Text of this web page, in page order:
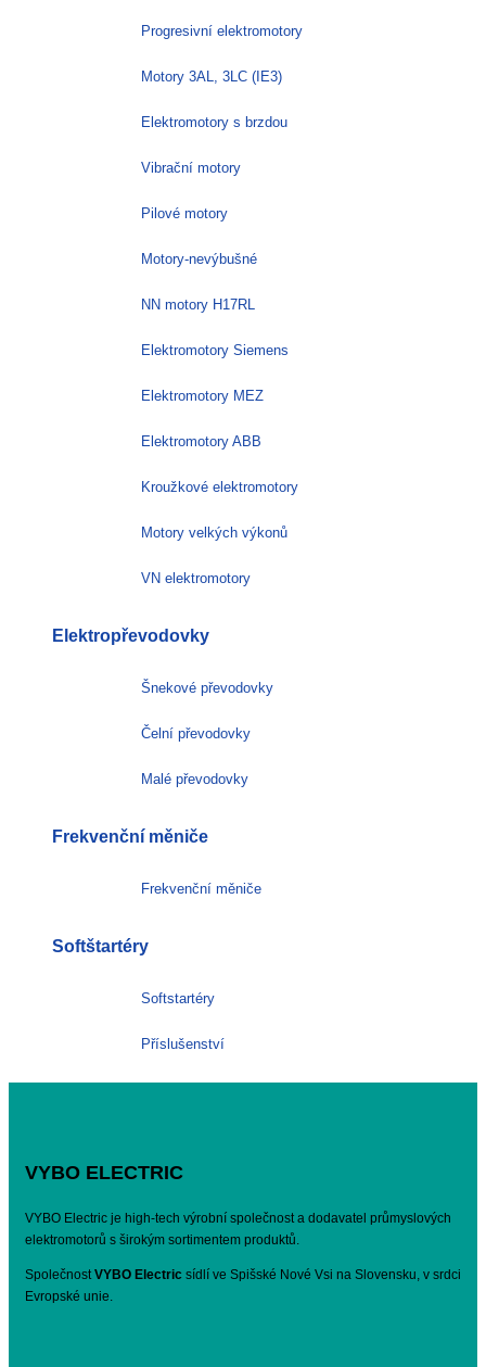
Progresivní elektromotory
Motory 3AL, 3LC (IE3)
Elektromotory s brzdou
Vibrační motory
Pilové motory
Motory-nevýbušné
NN motory H17RL
Elektromotory Siemens
Elektromotory MEZ
Elektromotory ABB
Kroužkové elektromotory
Motory velkých výkonů
VN elektromotory
Elektropřevodovky
Šnekové převodovky
Čelní převodovky
Malé převodovky
Frekvenční měniče
Frekvenční měniče
Softštartéry
Softstartéry
Příslušenství
VYBO ELECTRIC
VYBO Electric je high-tech výrobní společnost a dodavatel průmyslových
elektromotorů s širokým sortimentem produktů.
SpolečnostVYBO Electric sídlí ve Spišské Nové Vsi na Slovensku, v srdci
Evropské unie.